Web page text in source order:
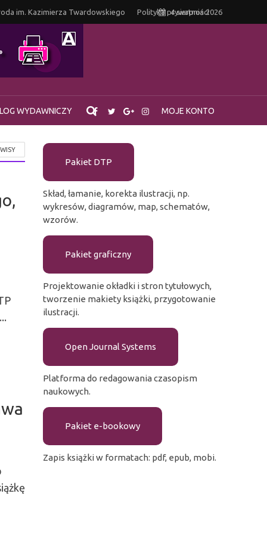
im. Kazimierza Twardowskiego Polityka prywatności
4 sierpnia 2026
WYDAWNICZY MOJE KONTO
Pakiet DTP
Skład, łamanie, korekta ilustracji, np.
wykresów, diagramów, map, schematów,
wzorów.
Pakiet graficzny
Projektowanie okładki i stron tytułowych,
tworzenie makiety książki, przygotowanie
ilustracji.
Open Journal Systems
Platforma do redagowania czasopism
naukowych.
Pakiet e-bookowy
Zapis książki w formatach: pdf, epub, mobi.